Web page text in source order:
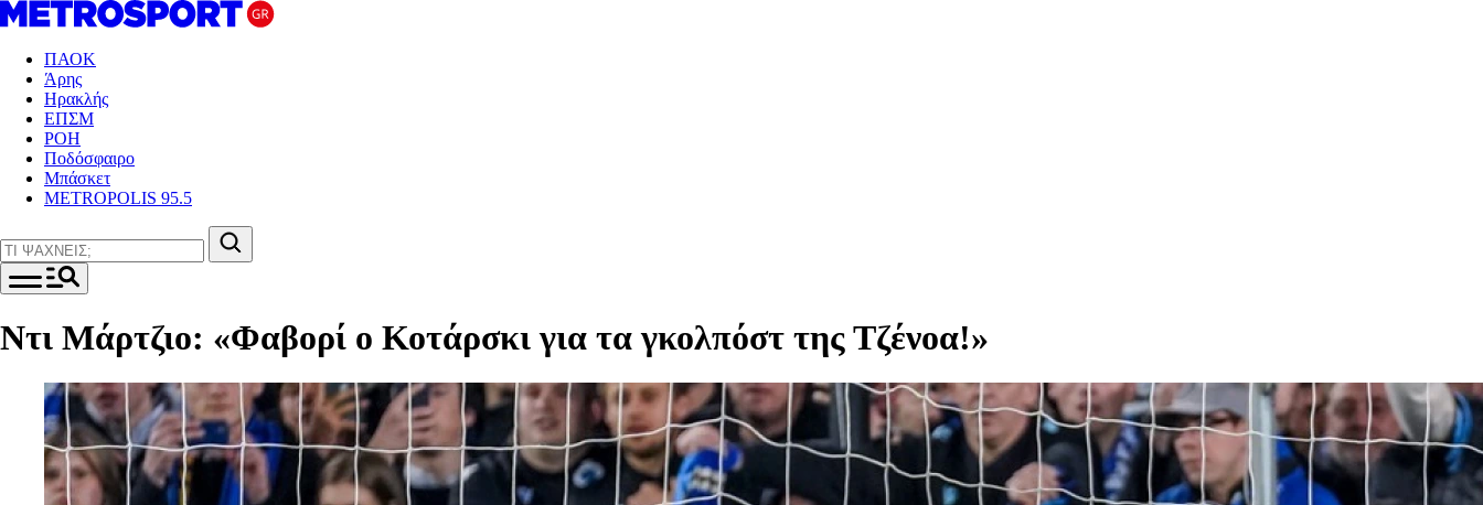
ΠΑΟΚ
Άρης
Ηρακλής
ΕΠΣΜ
ΡΟΗ
Ποδόσφαιρο
Μπάσκετ
METROPOLIS 95.5
Ντι Μάρτζιο: «Φαβορί ο Κοτάρσκι για τα γκολπόστ της Τζένοα!»